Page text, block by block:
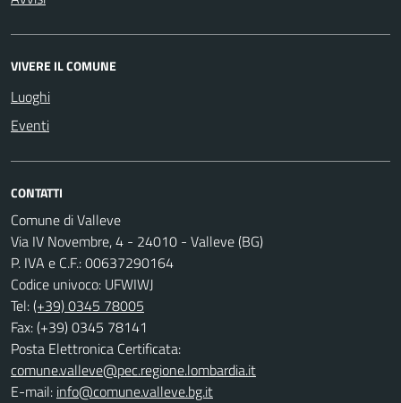
VIVERE IL COMUNE
Luoghi
Eventi
CONTATTI
Comune di Valleve
Via IV Novembre, 4 - 24010 - Valleve (BG)
P. IVA e C.F.: 00637290164
Codice univoco: UFWIWJ
Tel:(+39) 0345 78005
Fax: (+39) 0345 78141
Posta Elettronica Certificata:
comune.valleve@pec.regione.lombardia.it
E-mail: info@comune.valleve.bg.it